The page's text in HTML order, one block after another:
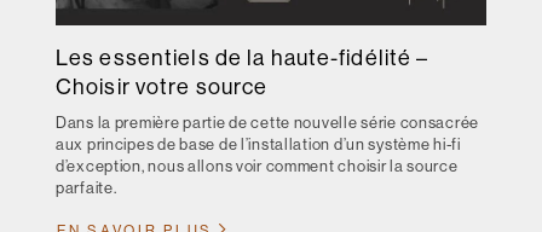
Les essentiels de la haute-fidélité –
Choisir votre source
Dans la première partie de cette nouvelle série consacrée
aux principes de base de l’installation d’un système hi-fi
d’exception, nous allons voir comment choisir la source
parfaite.